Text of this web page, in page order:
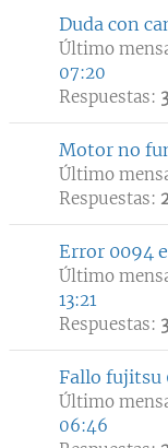
Duda con
Último
07:20
Respuestas: 3
Motor no
Último
Respuestas:
Error 0094
Último
13:21
Respuestas: 3
Fallo fujitsu
Último
06:46